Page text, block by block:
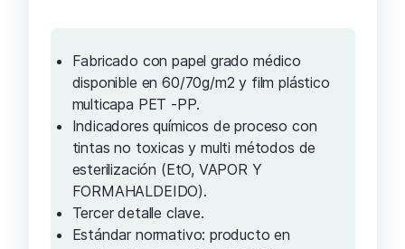
Fabricado con papel grado médico
disponible en 60/70g/m2 y film plástico
multicapa PET -PP.
Indicadores químicos de proceso con
tintas no toxicas y multi métodos de
esterilización (EtO, VAPOR Y
FORMAHALDEIDO).
Tercer detalle clave.
Estándar normativo: producto en